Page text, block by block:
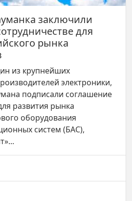
заключили
для
рынка
из крупнейших
электроники,
подписали соглашение
развития рынка
оборудования
систем (БАС),